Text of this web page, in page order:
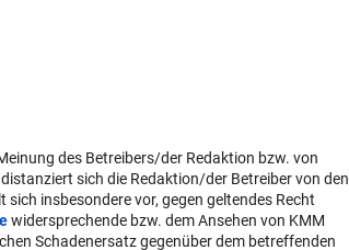
des Betreibers/der Redaktion bzw. von
sich die Redaktion/der Betreiber von den
insbesondere vor, gegen geltendes Recht
widersprechende bzw. dem Ansehen von KMM
Schadenersatz gegenüber dem betreffenden